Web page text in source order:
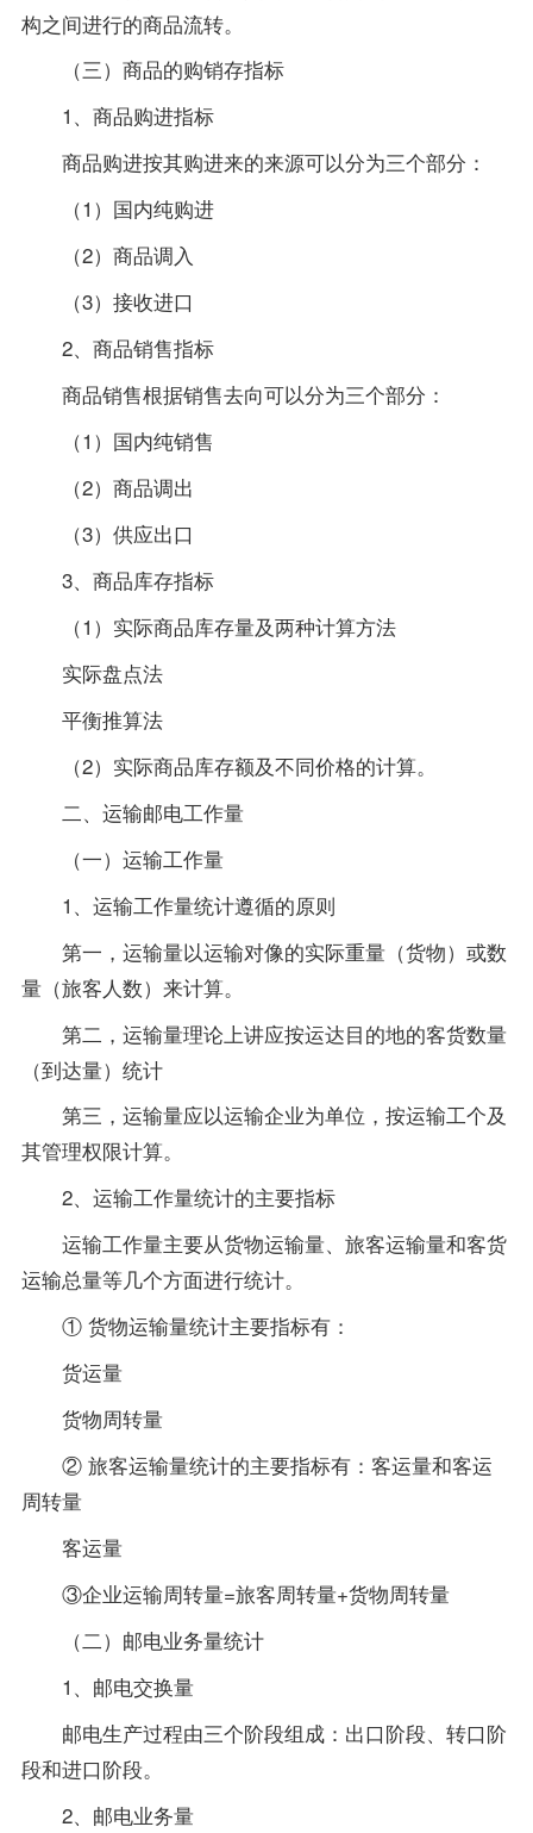
构之间进行的商品流转。
（三）商品的购销存指标
1、商品购进指标
商品购进按其购进来的来源可以分为三个部分：
（1）国内纯购进
（2）商品调入
（3）接收进口
2、商品销售指标
商品销售根据销售去向可以分为三个部分：
（1）国内纯销售
（2）商品调出
（3）供应出口
3、商品库存指标
（1）实际商品库存量及两种计算方法
实际盘点法
平衡推算法
（2）实际商品库存额及不同价格的计算。
二、运输邮电工作量
（一）运输工作量
1、运输工作量统计遵循的原则
第一，运输量以运输对像的实际重量（货物）或数
量（旅客人数）来计算。
第二，运输量理论上讲应按运达目的地的客货数量
（到达量）统计
第三，运输量应以运输企业为单位，按运输工个及
其管理权限计算。
2、运输工作量统计的主要指标
运输工作量主要从货物运输量、旅客运输量和客货
运输总量等几个方面进行统计。
① 货物运输量统计主要指标有：
货运量
货物周转量
② 旅客运输量统计的主要指标有：客运量和客运
周转量
客运量
③企业运输周转量=旅客周转量+货物周转量
（二）邮电业务量统计
1、邮电交换量
邮电生产过程由三个阶段组成：出口阶段、转口阶
段和进口阶段。
2、邮电业务量